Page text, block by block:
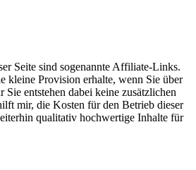
Seite sind sogenannte Affiliate-Links.
kleine Provision erhalte, wenn Sie über
entstehen dabei keine zusätzlichen
mir, die Kosten für den Betrieb dieser
qualitativ hochwertige Inhalte für